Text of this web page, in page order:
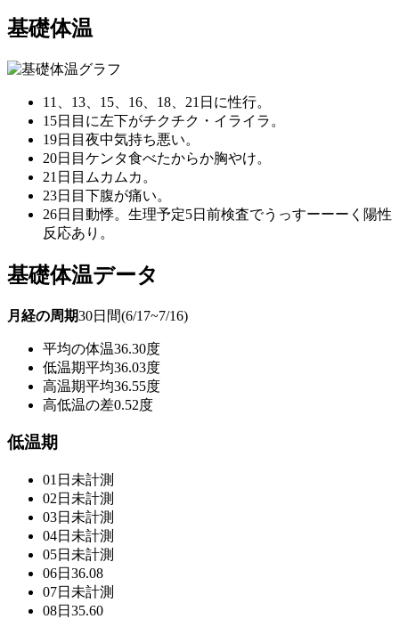
基礎体温
11、13、15、16、18、21日に性行。
15日目に左下がチクチク・イライラ。
19日目夜中気持ち悪い。
20日目ケンタ食べたからか胸やけ。
21日目ムカムカ。
23日目下腹が痛い。
26日目動悸。生理予定5日前検査でうっすーーーく陽性
反応あり。
基礎体温データ
月経の周期30日間(6/17~7/16)
平均の体温36.30度
低温期平均36.03度
高温期平均36.55度
高低温の差0.52度
低温期
01日 未計測
02日 未計測
03日 未計測
04日 未計測
05日 未計測
06日 36.08
07日 未計測
08日 35.60